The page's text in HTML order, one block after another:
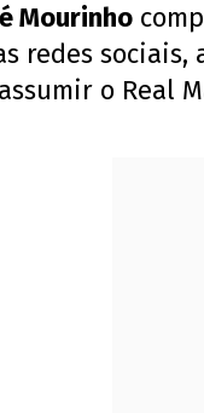
Mourinho
redes
o Real